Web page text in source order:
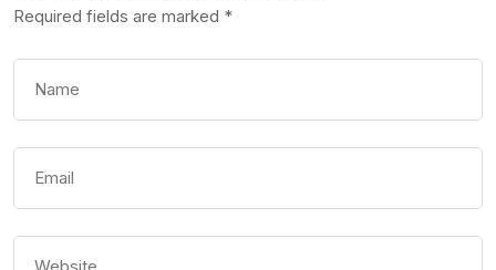
Required fields are marked *